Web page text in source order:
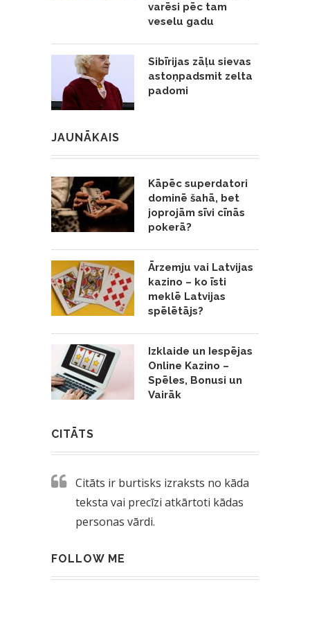
varēsi pēc tam
veselu gadu
Sibīrijas zāļu sievas
astoņpadsmit zelta
padomi
JAUNĀKAIS
Kāpēc superdatori
dominē šahā, bet
joprojām sīvi cīnās
pokerā?
Ārzemju vai Latvijas
kazino – ko īsti
meklē Latvijas
spēlētājs?
Izklaide un Iespējas
Online Kazino –
Spēles, Bonusi un
Vairāk
CITĀTS
Citāts ir burtisks izraksts no kāda
teksta vai precīzi atkārtoti kādas
personas vārdi.
FOLLOW ME